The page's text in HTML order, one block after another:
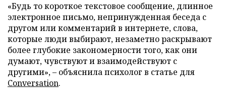
«Будь то короткое текстовое сообщение, длинное
электронное письмо, непринужденная беседа с
другом или комментарий в интернете, слова,
которые люди выбирают, незаметно раскрывают
более глубокие закономерности того, как они
думают, чувствуют и взаимодействуют с
другими», – объяснила психолог в статье для
Conversation.